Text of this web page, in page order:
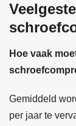
Hoe vaak
Gemiddeld
per jaar te